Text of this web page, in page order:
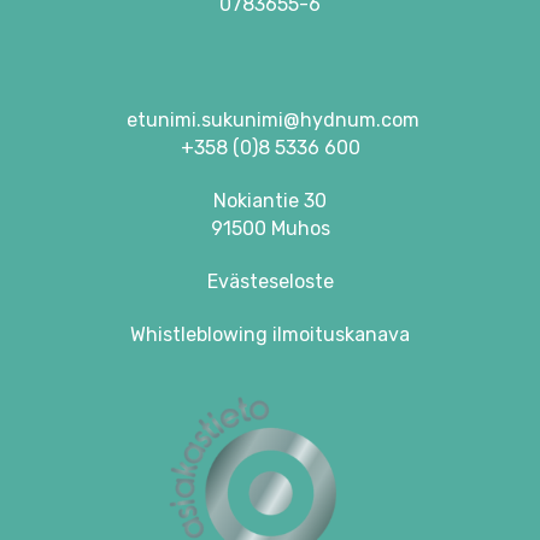
etunimi.sukunimi@hydnum.com
+358 (0)8 5336 600
Nokiantie 30
91500 Muhos
Evästeseloste
Whistleblowing ilmoituskanava